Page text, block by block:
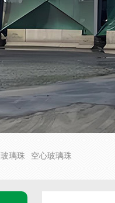
玻璃珠 空心玻璃珠